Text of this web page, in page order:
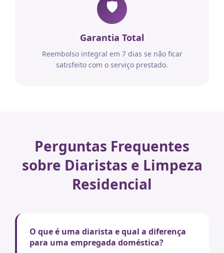
🛡️
Garantia Total
Reembolso integral em 7 dias se não ficar
satisfeito com o serviço prestado.
Perguntas Frequentes
sobre Diaristas e Limpeza
Residencial
O que é uma diarista e qual a diferença
para uma empregada doméstica?